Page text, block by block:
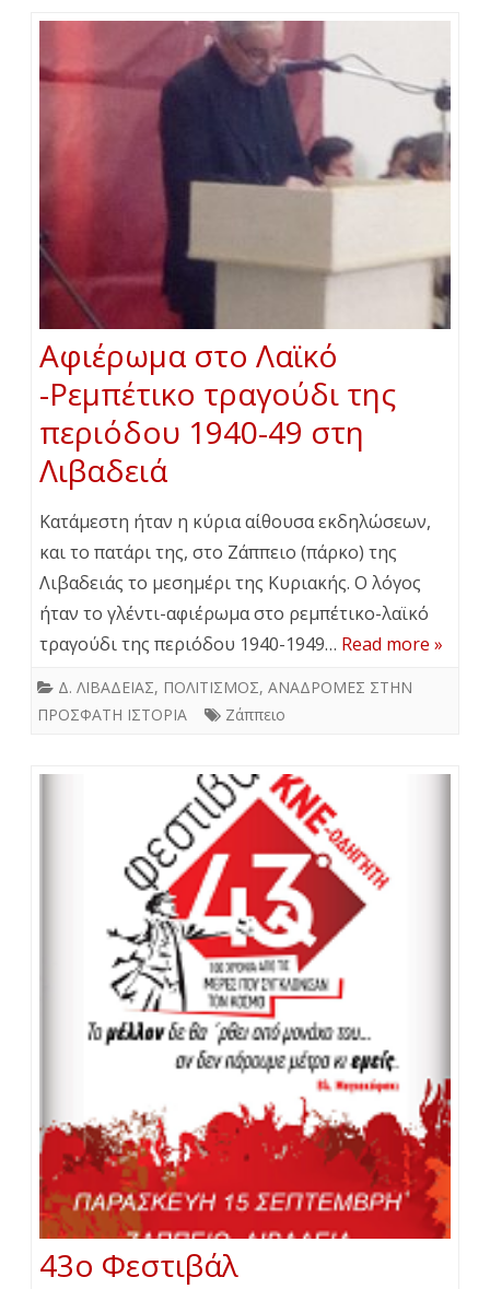
Αφιέρωμα στο Λαϊκό
-Ρεμπέτικο τραγούδι της
περιόδου 1940-49 στη
Λιβαδειά
Κατάμεστη ήταν η κύρια αίθουσα εκδηλώσεων,
και το πατάρι της, στο Ζάππειο (πάρκο) της
Λιβαδειάς το μεσημέρι της Κυριακής. Ο λόγος
ήταν το γλέντι-αφιέρωμα στο ρεμπέτικο-λαϊκό
τραγούδι της περιόδου 1940-1949… Read more »
Δ. ΛΙΒΑΔΕΙΑΣ, ΠΟΛΙΤΙΣΜΟΣ, ΑΝΑΔΡΟΜΕΣ ΣΤΗΝ
ΠΡΟΣΦΑΤΗ ΙΣΤΟΡΙΑ
Ζάππειο
43ο Φεστιβάλ